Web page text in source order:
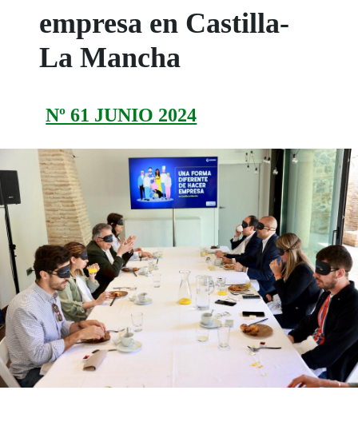
empresa en Castilla-
La Mancha
Nº 61 JUNIO 2024